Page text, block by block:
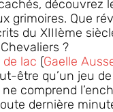
découvrez
grimoires. Que
du XIIIème
?
de lac (Gaelle
être qu’un jeu
comprend
dernière